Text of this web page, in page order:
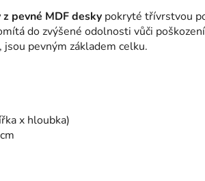
pevné MDF desky pokryté třívrstvou
do zvýšené odolnosti vůči
pevným základem celku.
x hloubka)